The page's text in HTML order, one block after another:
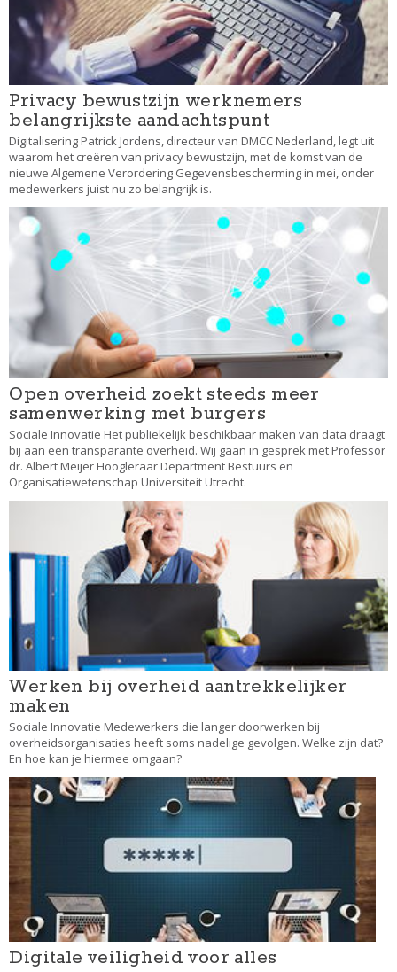
Privacy bewustzijn werknemers
belangrijkste aandachtspunt
Digitalisering Patrick Jordens, directeur van DMCC Nederland, legt uit
waarom het creëren van privacy bewustzijn, met de komst van de
nieuwe Algemene Verordering Gegevensbescherming in mei, onder
medewerkers juist nu zo belangrijk is.
Open overheid zoekt steeds meer
samenwerking met burgers
Sociale Innovatie Het publiekelijk beschikbaar maken van data draagt
bij aan een transparante overheid. Wij gaan in gesprek met Professor
dr. Albert Meijer Hoogleraar Department Bestuurs en
Organisatiewetenschap Universiteit Utrecht.
Werken bij overheid aantrekkelijker
maken
Sociale Innovatie Medewerkers die langer doorwerken bij
overheidsorganisaties heeft soms nadelige gevolgen. Welke zijn dat?
En hoe kan je hiermee omgaan?
Digitale veiligheid voor alles